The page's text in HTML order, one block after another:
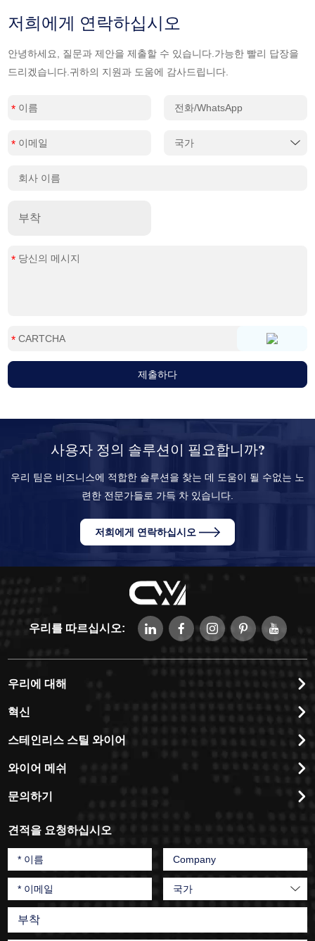
저희에게 연락하십시오
안녕하세요, 질문과 제안을 제출할 수 있습니다.가능한 빨리 답장을
드리겠습니다.귀하의 지원과 도움에 감사드립니다.
부착
사용자 정의 솔루션이 필요합니까?
우리 팀은 비즈니스에 적합한 솔루션을 찾는 데 도움이 될 수없는 노
련한 전문가들로 가득 차 있습니다.
저희에게 연락하십시오
우리를 따르십시오:
우리에 대해
혁신
스테인리스 스틸 와이어
와이어 메쉬
문의하기
견적을 요청하십시오
부착